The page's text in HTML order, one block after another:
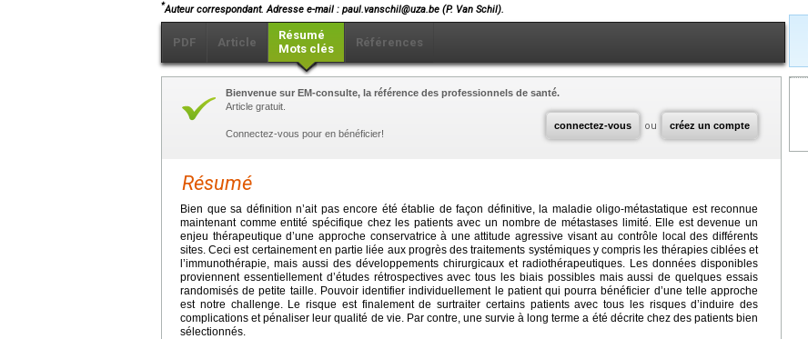
*Auteur correspondant.Adresse e-mail : paul.vanschil@uza.be (P. Van Schil).
PDF Article
Résumé
Mots clés
Références
connectez-vous ou créez un compte
Bienvenue sur EM-consulte, la référence des professionnels de santé.
Article gratuit.
Connectez-vous pour en bénéficier!
Résumé
Bien que sa définition n’ait pas encore été établie de façon définitive, la maladie oligo-métastatique est reconnue
maintenant comme entité spécifique chez les patients avec un nombre de métastases limité. Elle est devenue un
enjeu thérapeutique d’une approche conservatrice à une attitude agressive visant au contrôle local des différents
sites. Ceci est certainement en partie liée aux progrès des traitements systémiques y compris les thérapies ciblées et
l’immunothérapie, mais aussi des développements chirurgicaux et radiothérapeutiques. Les données disponibles
proviennent essentiellement d’études rétrospectives avec tous les biais possibles mais aussi de quelques essais
randomisés de petite taille. Pouvoir identifier individuellement le patient qui pourra bénéficier d’une telle approche
est notre challenge. Le risque est finalement de surtraiter certains patients avec tous les risques d’induire des
complications et pénaliser leur qualité de vie. Par contre, une survie à long terme a été décrite chez des patients bien
sélectionnés.